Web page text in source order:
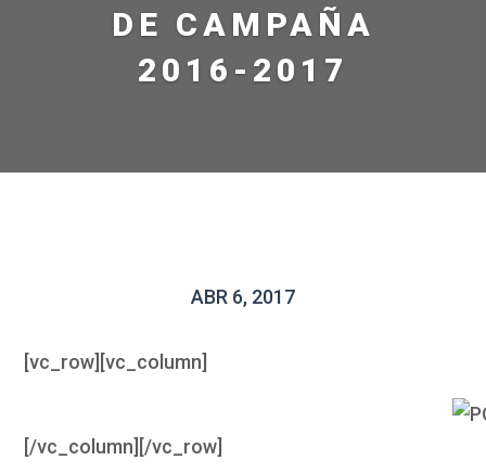
DE CAMPAÑA
2016-2017
ABR 6, 2017
[vc_row][vc_column]
[/vc_column][/vc_row]